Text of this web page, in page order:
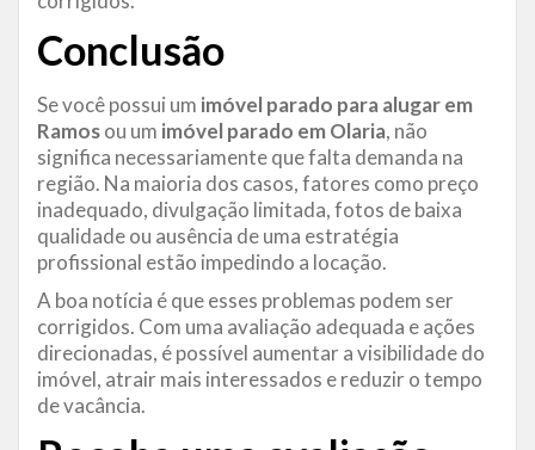
Conclusão
Se você possui um imóvel parado para alugar em
Ramosou um imóvel parado em Olaria, não
significa necessariamente que falta demanda na
região. Na maioria dos casos, fatores como preço
inadequado, divulgação limitada, fotos de baixa
qualidade ou ausência de uma estratégia
profissional estão impedindo a locação.
A boa notícia é que esses problemas podem ser
corrigidos. Com uma avaliação adequada e ações
direcionadas, é possível aumentar a visibilidade do
imóvel, atrair mais interessados e reduzir o tempo
de vacância.